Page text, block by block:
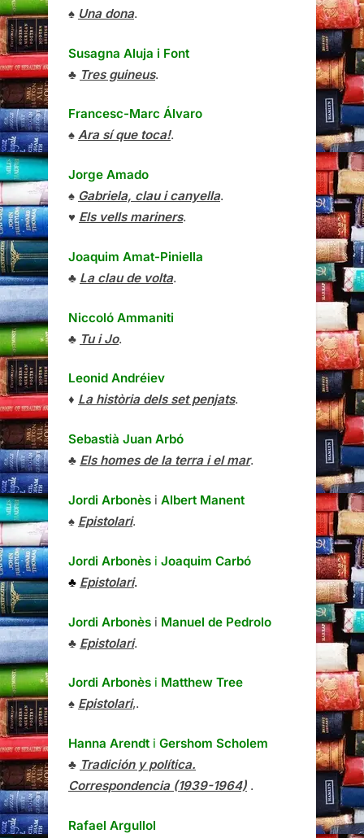
♠ Una dona.
Susagna Aluja i Font
♣ Tres guineus.
Francesc-Marc Álvaro
♠ Ara sí que toca!.
Jorge Amado
♠ Gabriela, clau i canyella.
♥ Els vells mariners.
Joaquim Amat-Piniella
♣ La clau de volta.
Niccoló Ammaniti
♣ Tu i Jo.
Leonid Andréiev
♦ La història dels set penjats.
Sebastià Juan Arbó
♣ Els homes de la terra i el mar.
Jordi Arbonès i Albert Manent
♠ Epistolari.
Jordi Arbonès i Joaquim Carbó
♣ Epistolari.
Jordi Arbonès i Manuel de Pedrolo
♣ Epistolari.
Jordi Arbonès i Matthew Tree
♠ Epistolari,.
Hanna Arendt i Gershom Scholem
♣ Tradición y política.
Correspondencia (1939-1964) .
Rafael Argullol